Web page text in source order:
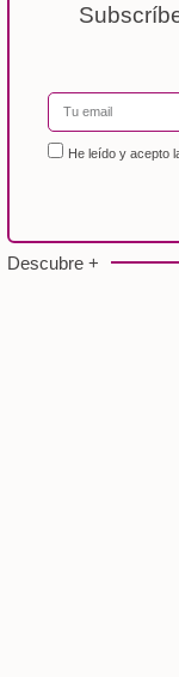
He leído y acepto
Descubre +